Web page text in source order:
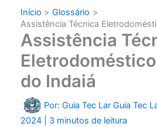
Início
Glossário
Assistência Técnica
Assistência
do Indaiá
Por: Guia Tec Lar Guia Tec
2024
3 minutos de leitura